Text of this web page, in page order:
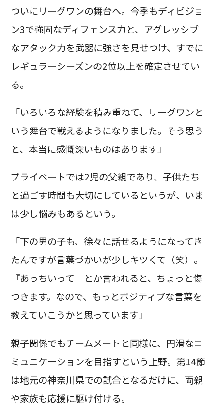
ついにリーグワンの舞台へ。今季もディビジョ
ン3で強固なディフェンス力と、アグレッシブ
なアタック力を武器に強さを見せつけ、すでに
レギュラーシーズンの2位以上を確定させてい
る。
「いろいろな経験を積み重ねて、リーグワンと
いう舞台で戦えるようになりました。そう思う
と、本当に感慨深いものはあります」
プライベートでは2児の父親であり、子供たち
と過ごす時間も大切にしているというが、いま
は少し悩みもあるという。
「下の男の子も、徐々に話せるようになってき
たんですが言葉づかいが少しキツくて（笑）。
『あっちいって』とか言われると、ちょっと傷
つきます。なので、もっとポジティブな言葉を
教えていこうかと思っています」
親子関係でもチームメートと同様に、円滑なコ
ミュニケーションを目指すという上野。第14節
は地元の神奈川県での試合となるだけに、両親
や家族も応援に駆け付ける。